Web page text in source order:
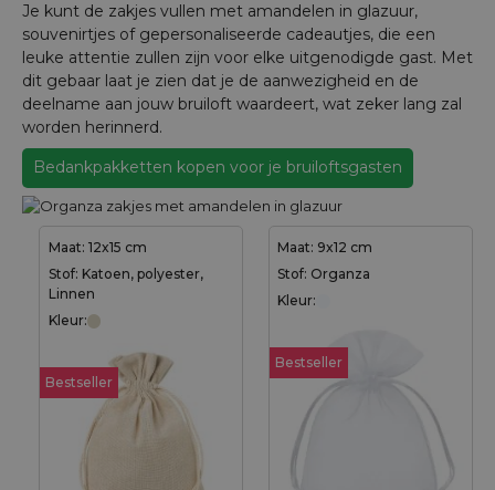
Je kunt de zakjes vullen met amandelen in glazuur,
souvenirtjes of gepersonaliseerde cadeautjes, die een
leuke attentie zullen zijn voor elke uitgenodigde gast. Met
dit gebaar laat je zien dat je de aanwezigheid en de
deelname aan jouw bruiloft waardeert, wat zeker lang zal
worden herinnerd.
Bedankpakketten kopen voor je bruiloftsgasten
Maat: 12x15 cm
Stof: Katoen, polyester,
Linnen
Kleur:
Bestseller
Maat: 9x12 cm
Stof: Organza
Kleur:
Bestseller